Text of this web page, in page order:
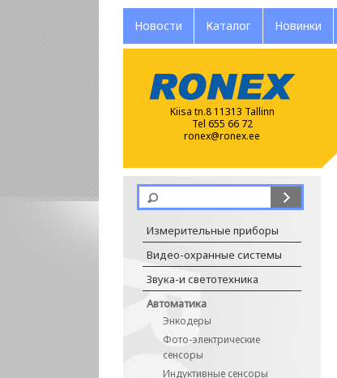
Новости Каталог Новинки
Kiisa tn.8 11313 Tallinn
Tel 655 66 72
ronex@ronex.ee
Измерительные приборы
Видео-охранные системы
Звука-и светотехника
Автоматика
Энкодеры
Фото-электрические
сенсоры
Индуктивные сенсоры